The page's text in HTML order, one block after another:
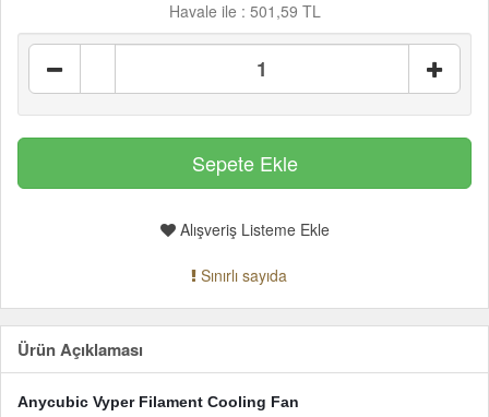
Havale ile : 501,59 TL
Alışveriş Listeme Ekle
Sınırlı sayıda
Ürün Açıklaması
Anycubic Vyper Filament Cooling Fan